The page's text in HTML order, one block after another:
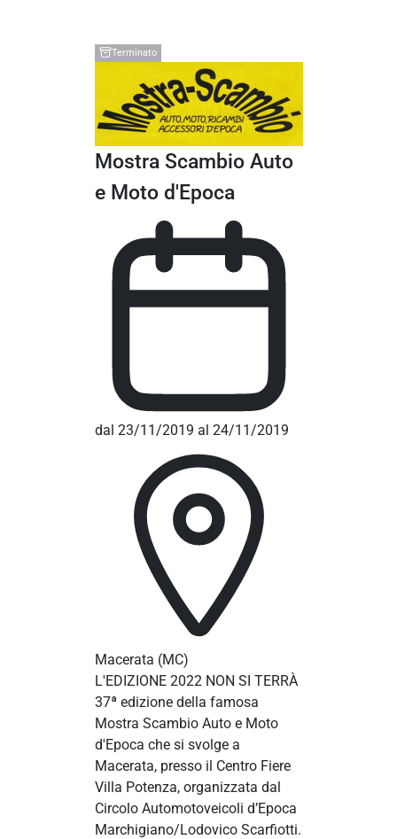
Terminato
Mostra Scambio Auto
e Moto d'Epoca
dal 23/11/2019 al 24/11/2019
Macerata (MC)
L'EDIZIONE 2022 NON SI TERRÀ
37ª edizione della famosa
Mostra Scambio Auto e Moto
d'Epoca che si svolge a
Macerata, presso il Centro Fiere
Villa Potenza, organizzata dal
Circolo Automotoveicoli d’Epoca
Marchigiano/Lodovico Scarfiotti.